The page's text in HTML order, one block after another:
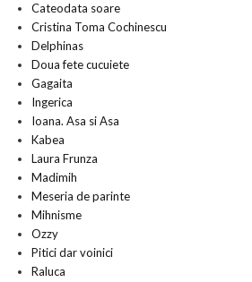
Cateodata soare
Cristina Toma Cochinescu
Delphinas
Doua fete cucuiete
Gagaita
Ingerica
Ioana. Asa si Asa
Kabea
Laura Frunza
Madimih
Meseria de parinte
Mihnisme
Ozzy
Pitici dar voinici
Raluca